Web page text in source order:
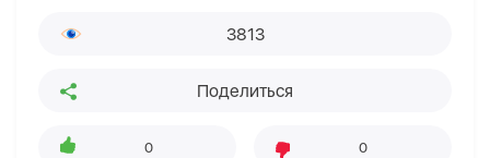
3813
Поделиться
0 0